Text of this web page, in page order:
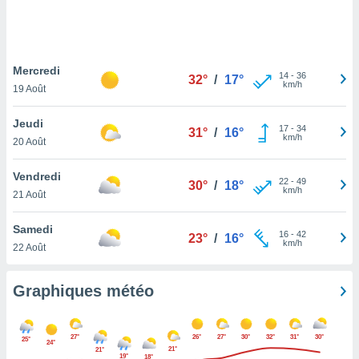
pas
de
cas,
que
sur le
ne
Mercredi
19 Août
32° / 17° 14- 36
km/h
Jeudi
20 Août
31° / 16° 17- 34
km/h
Vendredi
21 Août
30° / 18° 22- 49
km/h
Samedi
22 Août
23° / 16° 16- 42
km/h
Graphiques météo
25° 24°
27°
21°
19°
18°
21°
26° 27° 30° 32° 31° 30°